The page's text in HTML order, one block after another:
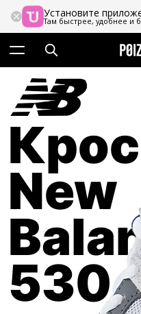
Установите
Там быстрее, удобнее и
New
530